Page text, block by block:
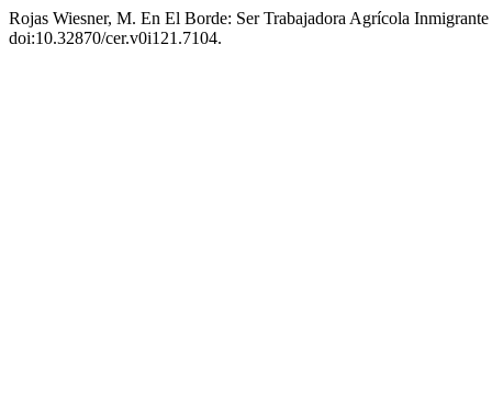
Rojas Wiesner, M. En El Borde: Ser Trabajadora Agrícola
doi:10.32870/cer.v0i121.7104.